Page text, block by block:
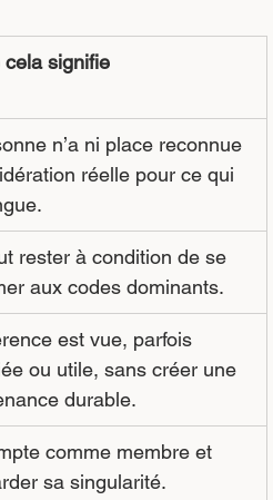
cela signifie
n’a ni place reconnue
réelle pour ce qui
rester à condition de se
aux codes dominants.
est vue, parfois
ou utile, sans créer une
durable.
comme membre et
sa singularité.